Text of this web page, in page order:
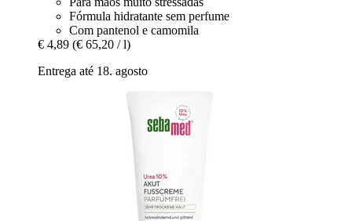
Fórmula hidratante sem perfume
Com pantenol e camomila
€ 4,89 (€ 65,20 / l)
Entrega até 18. agosto